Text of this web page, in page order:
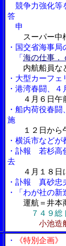
競争力強化等
答
申
スーパー中
・国交省海事
「 海の仕事．
内航船員な
・大型カーフ
・港湾春闘、
４月６日午前
・船内荷役春
施
１２日か
・横浜市など
・訃報 若杉高
去
４月１８日
・訃報 真砂忠
・
「わが社の新
運航＝井本
７４９
小池造
・ 《特別企画》